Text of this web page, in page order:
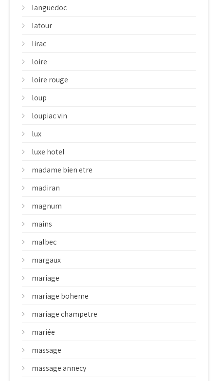
languedoc
latour
lirac
loire
loire rouge
loup
loupiac vin
lux
luxe hotel
madame bien etre
madiran
magnum
mains
malbec
margaux
mariage
mariage boheme
mariage champetre
mariée
massage
massage annecy